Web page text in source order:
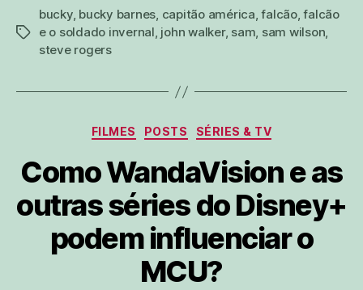
tags
bucky, bucky barnes, capitão américa,falcão,falcão
e o soldado invernal, john walker, sam, sam wilson,
steve rogers
Categorias
FILMES POSTS SÉRIES & TV
Como WandaVision e as
outras séries do Disney+
podem influenciar o
MCU?